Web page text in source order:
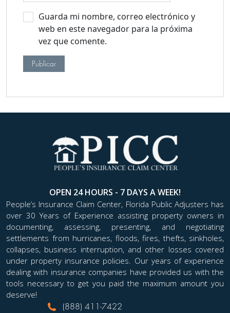
Guarda mi nombre, correo electrónico y
web en este navegador para la próxima
vez que comente.
OPEN 24 HOURS - 7 DAYS A WEEK!
People’s Insurance Claim Center, Florida Public Adjusters has
over 30 Years of Experience assisting property owners in
documenting, assessing, presenting, and negotiating
settlements from hurricanes, floods, fires, thefts, sinkholes,
collapses, business interruption, and other losses covered
under property insurance policies. Our years of experience
dealing with insurance companies have provided us with the
tools necessary to get you paid the maximum amount you
deserve!
(888) 411-7422